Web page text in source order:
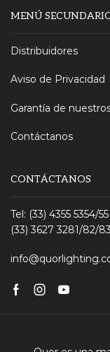
MENÚ
Distribuidores
Aviso de Privacidad
Garantía de
Contáctanos
CONTÁCTANOS
Tel: (33) 4355 5354/55
(33) 3627 3281/82/83
Facebook
Instagram
Youtube